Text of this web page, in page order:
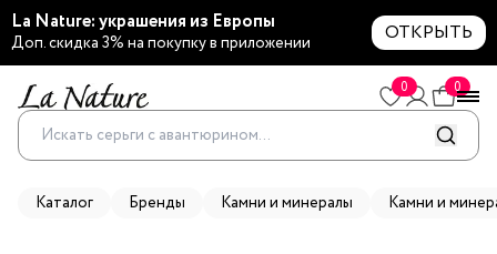
La Nature: украшения из Европы
Доп. скидка 3% на покупку в приложении ОТКРЫТЬ
0 0
Каталог Бренды Камни и минералы Камни и